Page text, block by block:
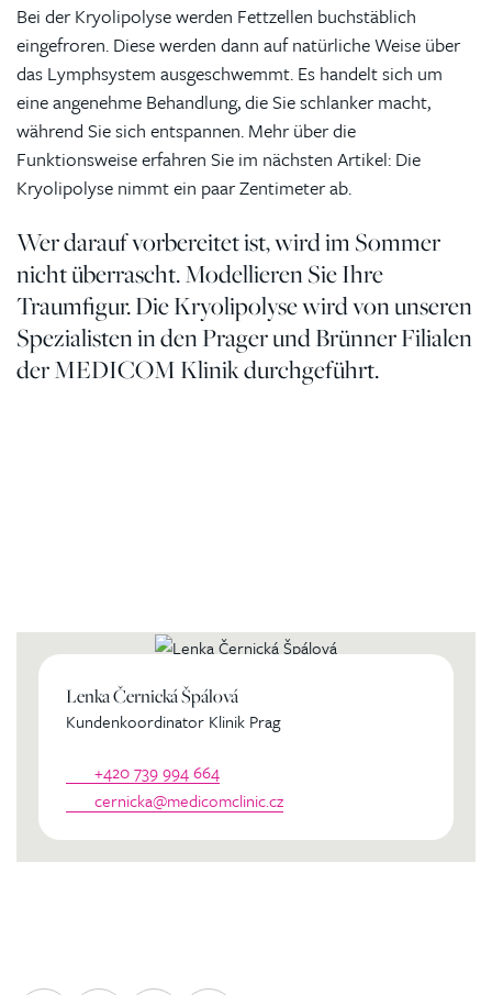
Bei der Kryolipolyse werden Fettzellen buchstäblich
eingefroren. Diese werden dann auf natürliche Weise über
das Lymphsystem ausgeschwemmt. Es handelt sich um
eine angenehme Behandlung, die Sie schlanker macht,
während Sie sich entspannen. Mehr über die
Funktionsweise erfahren Sie im nächsten Artikel: Die
Kryolipolyse nimmt ein paar Zentimeter ab.
Wer darauf vorbereitet ist, wird im Sommer
nicht überrascht. Modellieren Sie Ihre
Traumfigur. Die Kryolipolyse wird von unseren
Spezialisten in den Prager und Brünner Filialen
der MEDICOM Klinik durchgeführt.
Lenka Černická Špálová
Kundenkoordinator Klinik Prag
+420 739 994 664
cernicka@medicomclinic.cz